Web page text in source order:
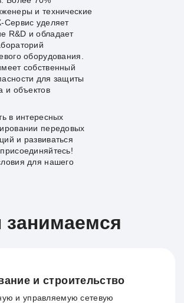
и технические
Сервис уделяет
R&D и обладает
оборудования.
собственный
для защиты
и объектов
в интересных
передовых
и развиваться
для нашего
и строительство
и управляемую сетевую